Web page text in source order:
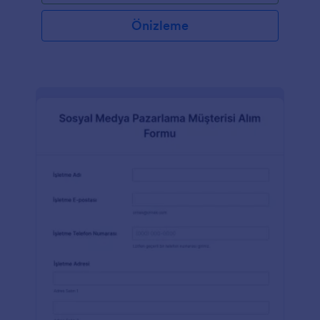
durum ve iş hedeflerini içeren kişisel bilgileri soran
form alanları içerir. Bu form şablonu, katılımcının
randevunun ne zaman olacağına dair belirli bir zaman
şartları ve sözleşmeyi onayladıktan sonra müşterinin
dijital imzasını toplamak için İmza aracını da
bu form şablonunu daha da kişiselleştirebilirsiniz.
Önizleme